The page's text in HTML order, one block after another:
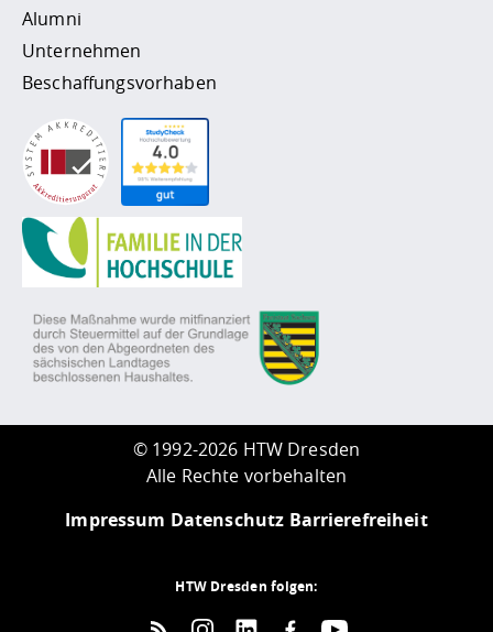
Alumni
Unternehmen
Beschaffungsvorhaben
© 1992-2026 HTW Dresden
Alle Rechte vorbehalten
Impressum Datenschutz Barrierefreiheit
HTW Dresden folgen: